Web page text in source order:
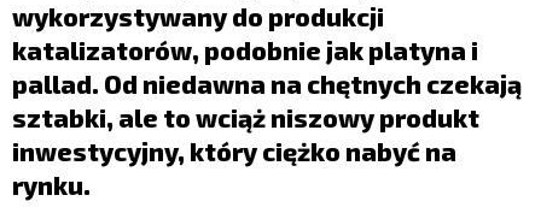
wykorzystywany do produkcji
katalizatorów, podobnie jak platyna i
pallad. Od niedawna na chętnych czekają
sztabki, ale to wciąż niszowy produkt
inwestycyjny, który ciężko nabyć na
rynku.